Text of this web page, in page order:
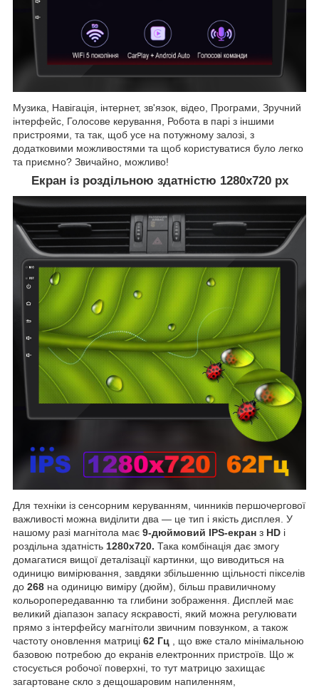
Музика, Навігація, інтернет, зв'язок, відео, Програми, Зручний
інтерфейс, Голосове керування, Робота в парі з іншими
пристроями, та так, щоб усе на потужному залозі, з
додатковими можливостями та щоб користуватися було легко
та приємно? Звичайно, можливо!
Екран із роздільною здатністю 1280х720 рх
Для техніки із сенсорним керуванням, чинників першочергової
важливості можна виділити два — це тип і якість дисплея. У
нашому разі магнітола має 9-дюймовий IPS-екран з HD і
роздільна здатність 1280х720. Така комбінація дає змогу
домагатися вищої деталізації картинки, що виводиться на
одиницю вимірювання, завдяки збільшенню щільності пікселів
до 268 на одиницю виміру (дюйм), більш правиличному
кольоропередаванню та глибини зображення. Дисплей має
великий діапазон запасу яскравості, який можна регулювати
прямо з інтерфейсу магнітоли звичним повзунком, а також
частоту оновлення матриці 62 Гц , що вже стало мінімальною
базовою потребою до екранів електронних пристроїв. Що ж
стосується робочої поверхні, то тут матрицю захищає
загартоване скло з дещошаровим напиленням,